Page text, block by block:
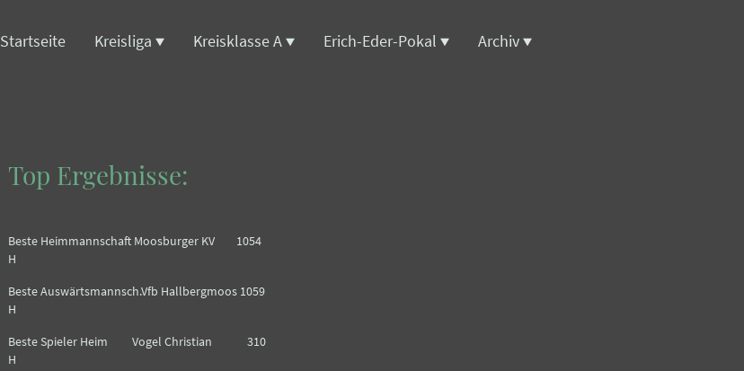
Startseite Kreisliga Kreisklasse A Erich-Eder-Pokal Archiv
Top Ergebnisse:
Beste Heimmannschaft Moosburger KV 1054
H
Beste Auswärtsmannsch.Vfb Hallbergmoos 1059
H
Beste Spieler Heim Vogel Christian 310
H